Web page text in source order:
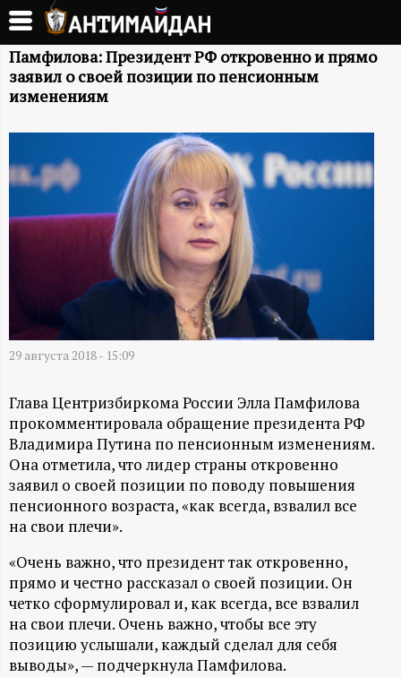
Перейти
основному
содержанию
А
Н
Т
И
М
Д
А
Н
-
и
н
ф
о
Памфилова: Президент РФ откровенно и прямо
заявил о своей позиции по пенсионным
изменениям
29 августа 2018 - 15:09
Глава Центризбиркома России Элла Памфилова
прокомментировала обращение президента РФ
Владимира Путина по пенсионным изменениям.
Она отметила, что лидер страны откровенно
заявил о своей позиции по поводу повышения
пенсионного возраста, «как всегда, взвалил все
на свои плечи».
«Очень важно, что президент так откровенно,
прямо и честно рассказал о своей позиции. Он
четко сформулировал и, как всегда, все взвалил
на свои плечи. Очень важно, чтобы все эту
позицию услышали, каждый сделал для себя
выводы», — подчеркнула Памфилова.